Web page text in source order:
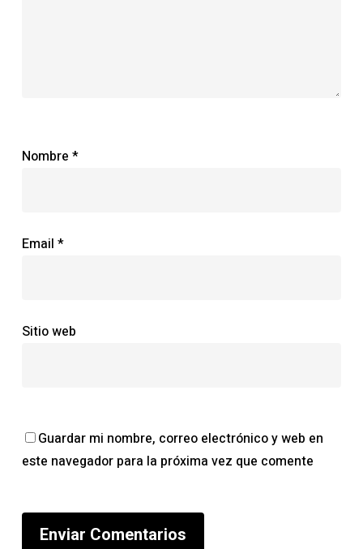
Nombre *
Email *
Sitio web
Guardar mi nombre, correo electrónico y web en
este navegador para la próxima vez que comente